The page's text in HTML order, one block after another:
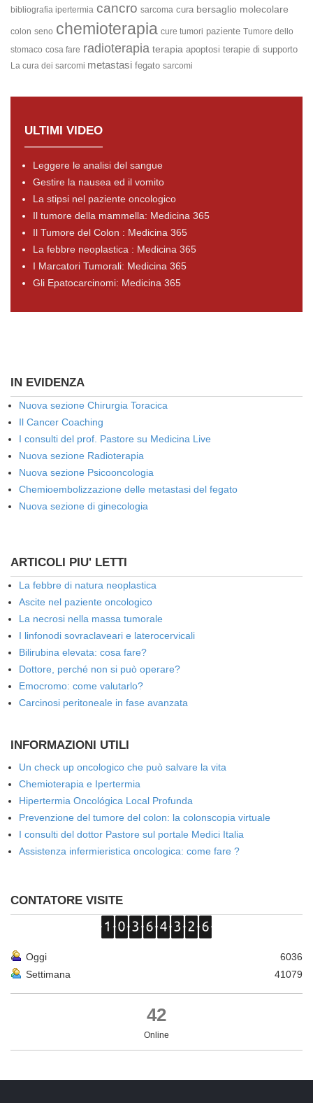
bibliografia ipertermia cancro sarcoma cura bersaglio molecolare
colon seno chemioterapia cure tumori paziente Tumore dello
stomaco cosa fare radioterapia terapia apoptosi terapie di supporto
La cura dei sarcomi metastasi fegato sarcomi
ULTIMI VIDEO
Leggere le analisi del sangue
Gestire la nausea ed il vomito
La stipsi nel paziente oncologico
Il tumore della mammella: Medicina 365
Il Tumore del Colon : Medicina 365
La febbre neoplastica : Medicina 365
I Marcatori Tumorali: Medicina 365
Gli Epatocarcinomi: Medicina 365
IN EVIDENZA
Nuova sezione Chirurgia Toracica
Il Cancer Coaching
I consulti del prof. Pastore su Medicina Live
Nuova sezione Radioterapia
Nuova sezione Psicooncologia
Chemioembolizzazione delle metastasi del fegato
Nuova sezione di ginecologia
ARTICOLI PIU' LETTI
La febbre di natura neoplastica
Ascite nel paziente oncologico
La necrosi nella massa tumorale
I linfonodi sovraclaveari e laterocervicali
Bilirubina elevata: cosa fare?
Dottore, perché non si può operare?
Emocromo: come valutarlo?
Carcinosi peritoneale in fase avanzata
INFORMAZIONI UTILI
Un check up oncologico che può salvare la vita
Chemioterapia e Ipertermia
Hipertermia Oncológica Local Profunda
Prevenzione del tumore del colon: la colonscopia virtuale
I consulti del dottor Pastore sul portale Medici Italia
Assistenza infermieristica oncologica: come fare ?
CONTATORE VISITE
Oggi
6036
Settimana
41079
42
Online